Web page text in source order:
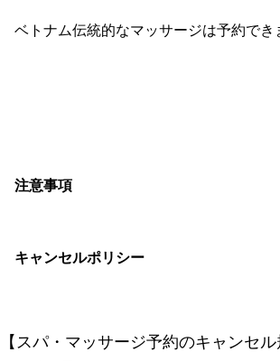
ベトナム伝統的なマッサージは予約でき
注意事項
キャンセルポリシー
【スパ・マッサージ予約のキャンセル